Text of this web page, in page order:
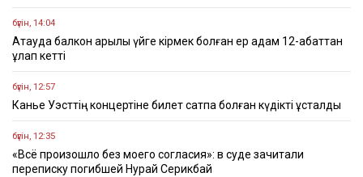
бүгін, 14:04
Ақтауда балкон арқылы үйге кірмек болған ер адам 12-қабаттан
құлап кетті
бүгін, 12:57
Канье Уэсттің концертіне билет сатпақ болған күдікті ұсталды
бүгін, 12:35
«Всё произошло без моего согласия»: в суде зачитали
переписку погибшей Нурай Серикбай